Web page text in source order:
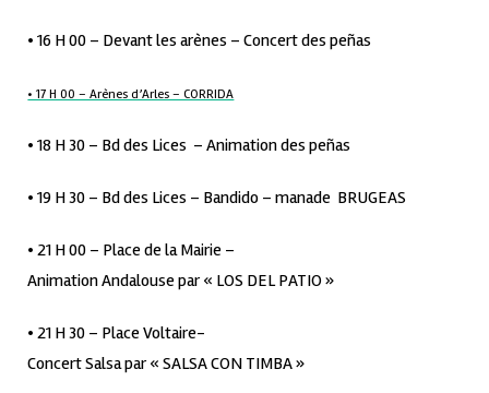
• 16 H 00 – Devant les arènes – Concert des peñas
• 17 H 00 – Arènes d’Arles – CORRIDA
• 18 H 30 – Bd des Lices – Animation des peñas
• 19 H 30 – Bd des Lices – Bandido – manade BRUGEAS
• 21 H 00 – Place de la Mairie –
Animation Andalouse par « LOS DEL PATIO »
• 21 H 30 – Place Voltaire-
Concert Salsa par « SALSA CON TIMBA »